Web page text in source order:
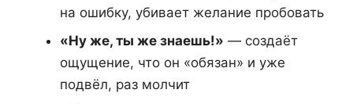
на ошибку, убивает желание пробовать
«Ну же, ты же знаешь!» — создаёт
ощущение, что он «обязан» и уже
подвёл, раз молчит